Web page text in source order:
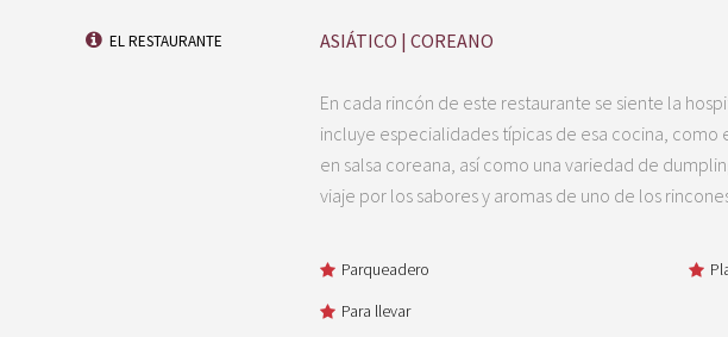
EL RESTAURANTE ASIÁTICO | COREANO
En cada rincón de este restaurante se siente la
incluye especialidades típicas de esa cocina,
en salsa coreana, así como una variedad de
viaje por los sabores y aromas de uno de los
Parqueadero
Para llevar